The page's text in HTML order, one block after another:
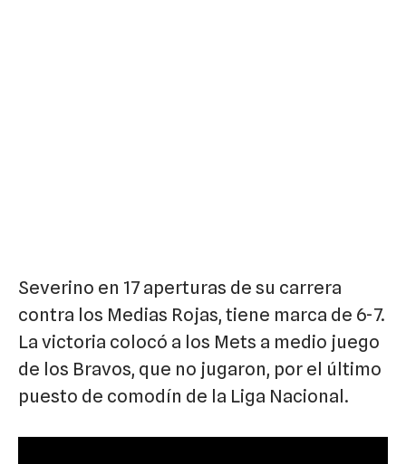
Severino en 17 aperturas de su carrera
contra los Medias Rojas, tiene marca de 6-7.
La victoria colocó a los Mets a medio juego
de los Bravos, que no jugaron, por el último
puesto de comodín de la Liga Nacional.